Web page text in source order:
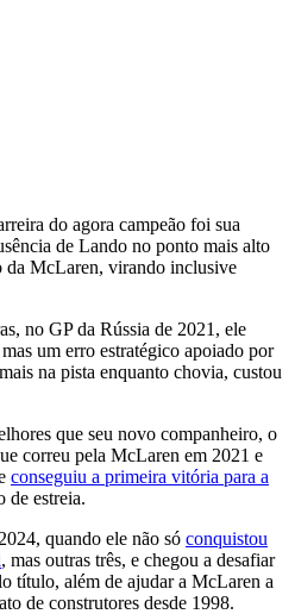
do agora campeão foi sua
de Lando no ponto mais alto
McLaren, virando inclusive
no GP da Rússia de 2021, ele
um erro estratégico apoiado por
na pista enquanto chovia, custou
que seu novo companheiro, o
correu pela McLaren em 2021 e
conseguiu a primeira vitória para a
de estreia.
quando ele não só conquistou
, mas outras três, e chegou a desafiar
título, além de ajudar a McLaren a
de construtores desde 1998.